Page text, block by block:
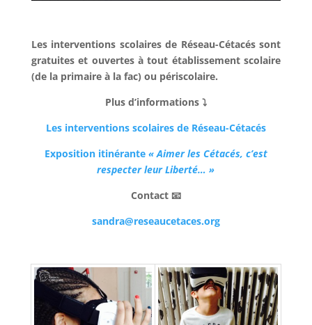
Les interventions scolaires de Réseau-Cétacés sont
gratuites et ouvertes à tout établissement scolaire
(de la primaire à la fac) ou périscolaire.
Plus d’informations ⤵
Les interventions scolaires de Réseau-Cétacés
Exposition itinérante « Aimer les Cétacés, c’est
respecter leur Liberté… »
Contact 📧
sandra@reseaucetaces.org